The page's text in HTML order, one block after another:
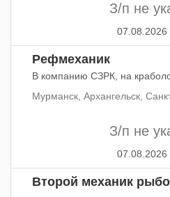
З/п не
07.08.2026
Рефмеханик
Мурманск, Архангельск,
З/п не
07.08.2026
Второй механик